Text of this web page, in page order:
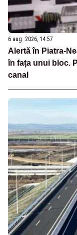
6 aug. 2026, 14:57
Alertă în Piatra-
în fața unui bloc.
canal